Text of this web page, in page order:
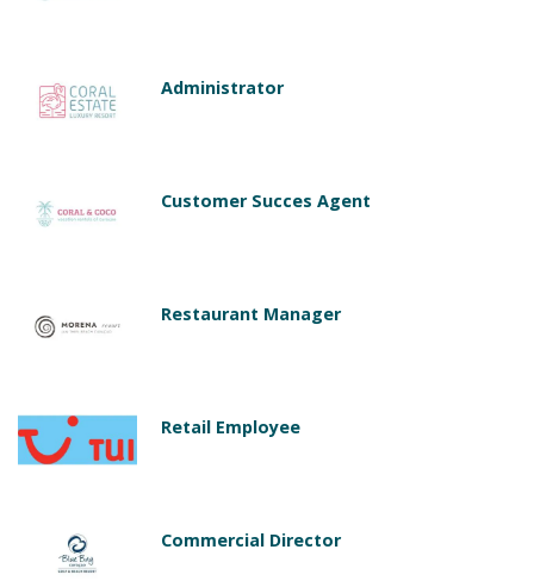
Administrator
Customer Succes Agent
Restaurant Manager
Retail Employee
Commercial Director